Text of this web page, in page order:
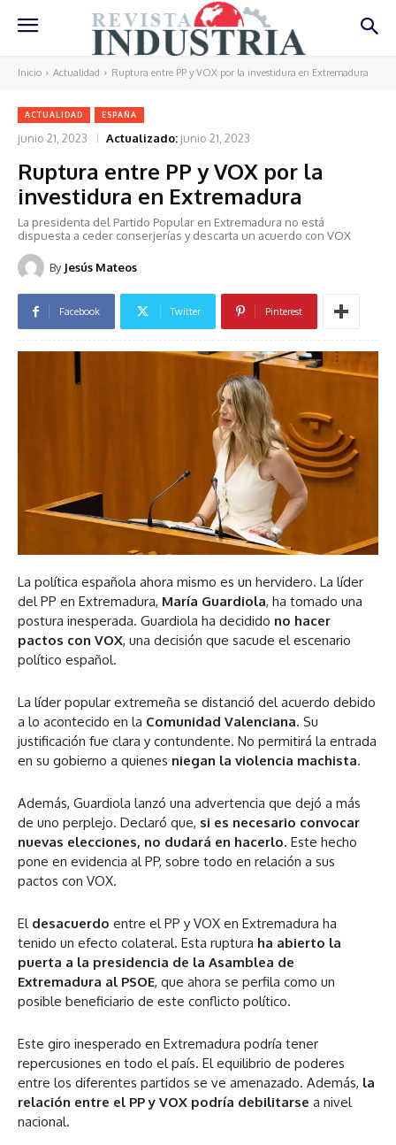
Inicio Actualidad Ruptura entre PP y VOX por la investidura en Extremadura
ACTUALIDAD ESPAÑA
junio 21, 2023 Actualizado: junio 21, 2023
Ruptura entre PP y VOX por la
investidura en Extremadura
La presidenta del Partido Popular en Extremadura no está
dispuesta a ceder conserjerías y descarta un acuerdo con VOX
By Jesús Mateos
Facebook Twitter Pinterest
La política española ahora mismo es un hervidero. La líder
del PP en Extremadura, María Guardiola, ha tomado una
postura inesperada. Guardiola ha decidido no hacer
pactos con VOX, una decisión que sacude el escenario
político español​.
La líder popular extremeña se distanció del acuerdo debido
a lo acontecido en la Comunidad Valenciana. Su
justificación fue clara y contundente. No permitirá la entrada
en su gobierno a quienes niegan la violencia machista​​.
Además, Guardiola lanzó una advertencia que dejó a más
de uno perplejo. Declaró que, si es necesario convocar
nuevas elecciones, no dudará en hacerlo. Este hecho
pone en evidencia al PP, sobre todo en relación a sus
pactos con VOX.
El desacuerdo entre el PP y VOX en Extremadura ha
tenido un efecto colateral. Esta ruptura ha abierto la
puerta a la presidencia de la Asamblea de
Extremadura al PSOE, que ahora se perfila como un
posible beneficiario de este conflicto político​​.
Este giro inesperado en Extremadura podría tener
repercusiones en todo el país. El equilibrio de poderes
entre los diferentes partidos se ve amenazado. Además, la
relación entre el PP y VOX podría debilitarse a nivel
nacional.